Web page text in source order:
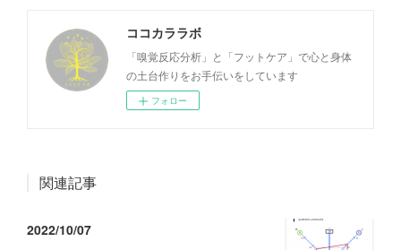
ココカララボ
「嗅覚反応分析」と「フットケア」で心と身体
の土台作りをお手伝いをしています
フォロー
関連記事
2022/10/07